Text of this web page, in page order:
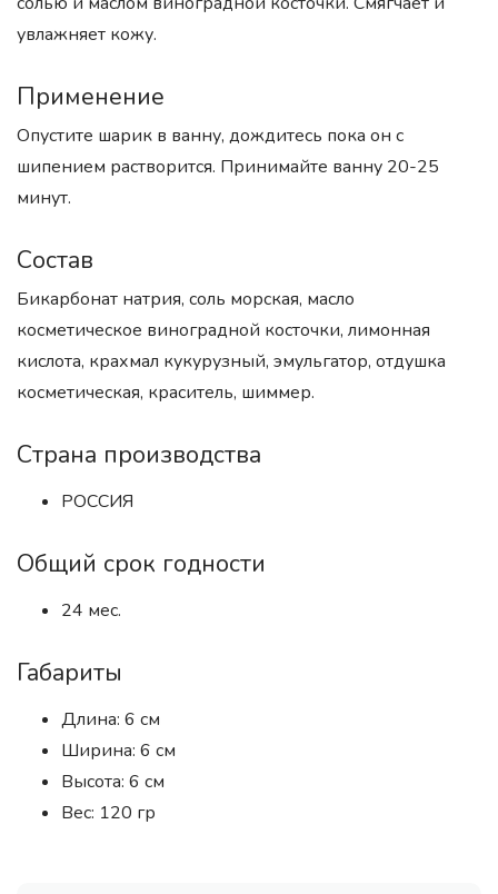
увлажняет кожу.
Применение
Опустите шарик в ванну, дождитесь пока он с
шипением растворится. Принимайте ванну 20-25
минут.
Состав
Бикарбонат натрия, соль морская, масло
косметическое виноградной косточки, лимонная
кислота, крахмал кукурузный, эмульгатор, отдушка
косметическая, краситель, шиммер.
Страна производства
РОССИЯ
Общий срок годности
24 мес.
Габариты
Длина: 6 см
Ширина: 6 см
Высота: 6 см
Вес: 120 гр